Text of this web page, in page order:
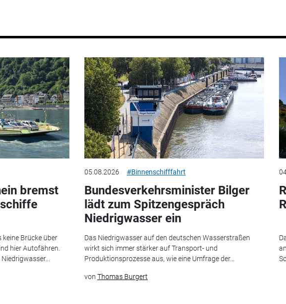
bremst
Brücke über
hier Autofähren.
05.08.2026 #Binnenschifffahrt
Bundesverkehrsminister Bilger
lädt zum Spitzengespräch
Niedrigwasser ein
Das Niedrigwasser auf den deutschen Wasserstraßen
wirkt sich immer stärker auf Transport- und
Produktionsprozesse aus, wie eine Umfrage der...
von Thomas Burgert